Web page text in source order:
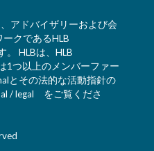
アドバイザリーおよび会
クであるHLB
。 HLBは、HLB
1つ以上のメンバーファー
とその法的な活動指針の
/ legal をご覧くださ